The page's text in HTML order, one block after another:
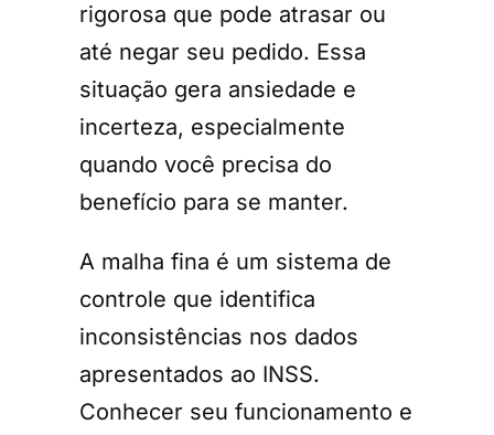
rigorosa que pode atrasar ou
até negar seu pedido. Essa
situação gera ansiedade e
incerteza, especialmente
quando você precisa do
benefício para se manter.
A malha fina é um sistema de
controle que identifica
inconsistências nos dados
apresentados ao INSS.
Conhecer seu funcionamento e